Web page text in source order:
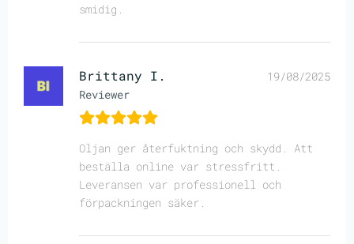
smidig.
Brittany I.
Reviewer
19/08/2025
Oljan ger återfuktning och skydd. Att
beställa online var stressfritt.
Leveransen var professionell och
förpackningen säker.